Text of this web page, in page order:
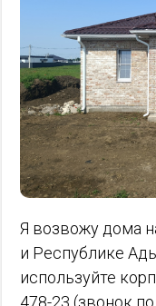
Я возвожу дома
и Республике
используйте
478-23 (звонок